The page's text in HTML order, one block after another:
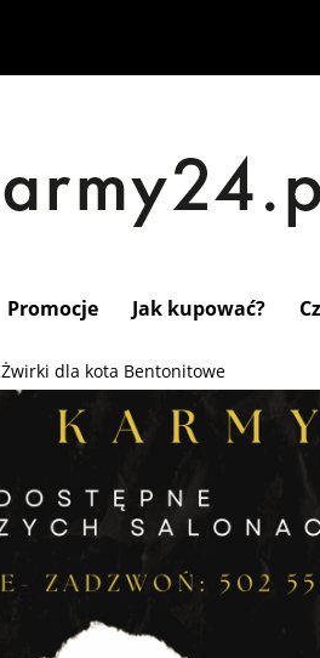
Promocje Jak kupować?
Żwirki dla kota Bentonitowe